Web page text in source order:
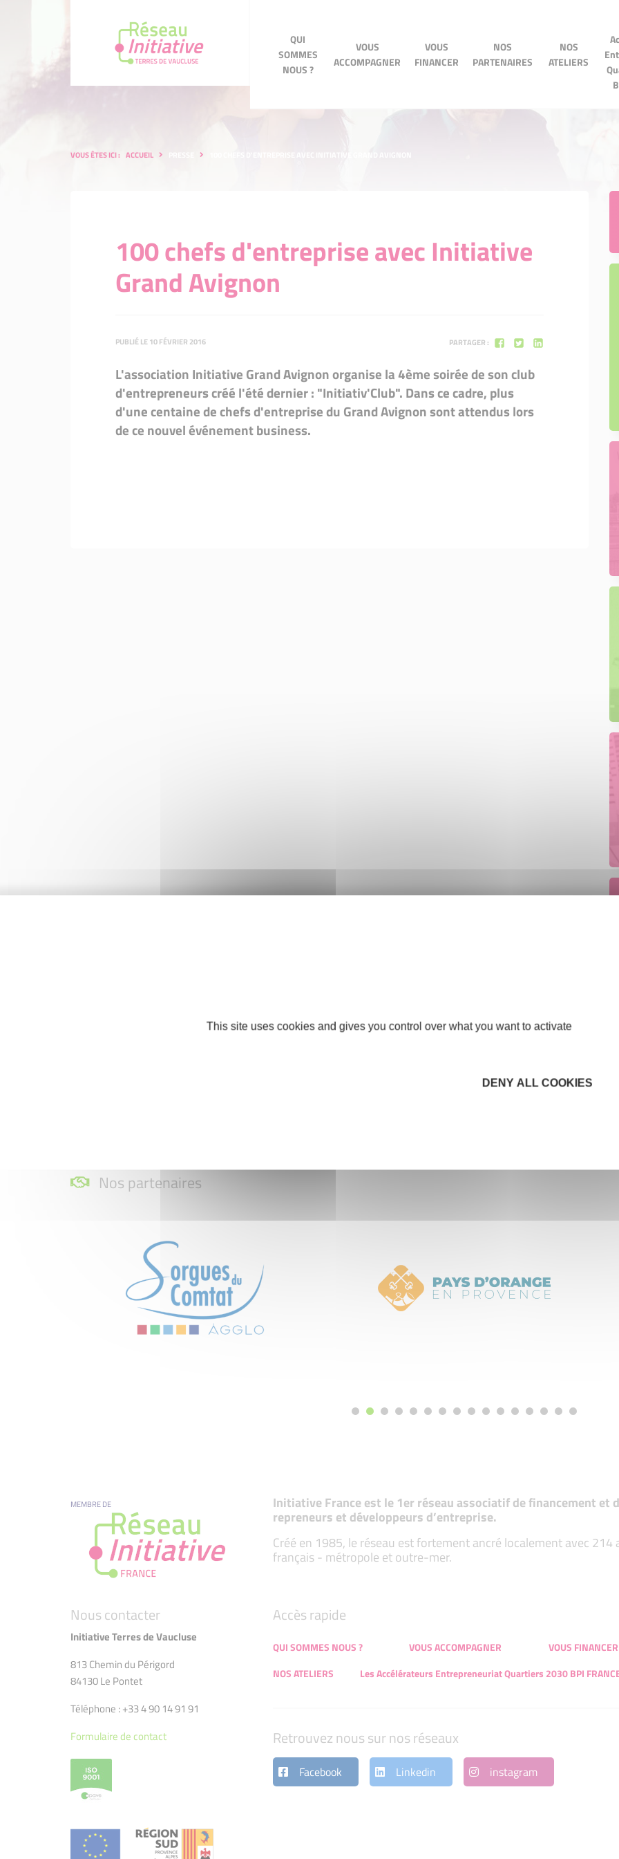
QUI
SOMMES
NOUS ?
VOUS
ACCOMPAGNER
VOUS
FINANCER
NOS
PARTENAIRES
NOS
ATELIERS
ACCOMPAGNER
FINANCER
PARTENAIRES
NOS ATELIERS
VOUS ÊTES ICI : ACCUEIL
100 chefs d'entreprise avec Initiative
Grand Avignon
PUBLIÉ LE 10 FÉVRIER 2016 PARTAGER :
L'association Initiative Grand Avignon organise la 4ème soirée de son club
d'entrepreneurs créé l'été dernier : "Initiativ'Club". Dans ce cadre, plus
d'une centaine de chefs d'entreprise du Grand Avignon sont attendus lors
de ce nouvel événement business.
Nos partenaires
MEMBRE DE Initiative France est le 1er réseau associatif de financement et
repreneurs et développeurs d’entreprise.
Créé en 1985, le réseau est fortement ancré localement avec
français - métropole et outre-mer.
Nous contacter
Initiative Terres de Vaucluse
813 Chemin du Périgord
84130 Le Pontet
Téléphone : +33 4 90 14 91 91
Formulaire de contact
Accès rapide
QUI SOMMES NOUS ? VOUS ACCOMPAGNER VOUS FINANCER
NOS ATELIERS
Les Accélérateurs Entrepreneuriat Quartiers 2030 BPI
Retrouvez nous sur nos réseaux
Facebook Linkedin instagram
This site uses cookies and gives you control over what you want to activate
DENY ALL COOKIES